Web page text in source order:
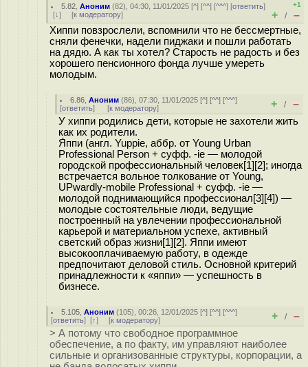
5.82 ,Аноним (82), 04:30, 11/01/2025 [^] [^^] [^^^] [ответить]
[↓] [к модератору]
+1
+ / –
Хиппи повзрослели, вспомнили что не бессмертные,
сняли фенечки, надели пиджаки и пошли работать
на дядю. А как ты хотел? Старость не радость и без
хорошего пенсионного фонда лучше умереть
молодым.
6.86 ,Аноним (86), 07:30, 11/01/2025 [^] [^^] [^^^]
[ответить] [к модератору] + / –
У хиппи родились дети, которые не захотели жить
как их родители.
Я́ппи (англ. Yuppie, аббр. от Young Urban
Professional Person + суфф. -ie — молодой
городской профессиональный человек[1][2]; иногда
встречается вольное толкование от Young,
UPwardly-mobile Professional + суфф. -ie —
молодой поднимающийся профессионал[3][4]) —
молодые состоятельные люди, ведущие
построенный на увлечении профессиональной
карьерой и материальном успехе, активный
светский образ жизни[1][2]. Яппи имеют
высокооплачиваемую работу, в одежде
предпочитают деловой стиль. Основной критерий
принадлежности к «яппи» — успешность в
бизнесе.
5.105 ,Аноним (105), 00:26, 12/01/2025 [^] [^^] [^^^]
[ответить] [↑] [к модератору] + / –
> А потому что свободное программное
обеспечение, а по факту, им управляют наиболее
сильные и организованные структуры, корпорации, а